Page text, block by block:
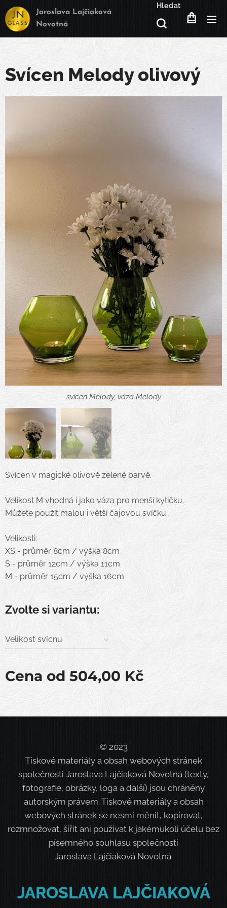
Jaroslava Lajčiaková
Novotná
Hledat
Svícen Melody olivový
svícen Melody, váza Melody
Svícen v magické olivově zelené barvě.
Velikost M vhodná i jako váza pro menší kytičku.
Můžete použít malou i větší čajovou svíčku.
Velikosti:
XS - průměr 8cm / výška 8cm
S - průměr 12cm / výška 11cm
M - průměr 15cm / výška 16cm
Zvolte si variantu:
Velikost svícnu
Cena od 504,00 Kč
© 2023
Tiskové materiály a obsah webových stránek
společnosti Jaroslava Lajčiaková Novotná (texty,
fotografie, obrázky, loga a další) jsou chráněny
autorským právem. Tiskové materiály a obsah
webových stránek se nesmí měnit, kopírovat,
rozmnožovat, šířit ani používat k jakémukoli účelu bez
písemného souhlasu společnosti
Jaroslava Lajčiaková Novotná.
JAROSLAVALAJČIAKOVÁ